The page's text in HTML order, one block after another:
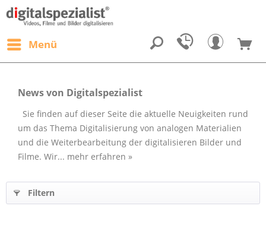
Menü
News von Digitalspezialist
Sie finden auf dieser Seite die aktuelle Neuigkeiten rund
um das Thema Digitalisierung von analogen Materialien
und die Weiterbearbeitung der digitalisieren Bilder und
Filme. Wir... mehr erfahren »
Filtern